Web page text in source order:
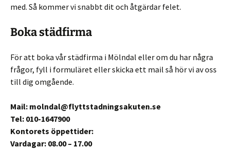
med. Så kommer vi snabbt dit och åtgärdar felet.
Boka städfirma
För att boka vår städfirma i Mölndal eller om du har några
frågor, fyll i formuläret eller skicka ett mail så hör vi av oss
till dig omgående.
Mail: molndal@flyttstadningsakuten.se
Tel: 010-1647900
Kontorets öppettider:
Vardagar: 08.00 – 17.00